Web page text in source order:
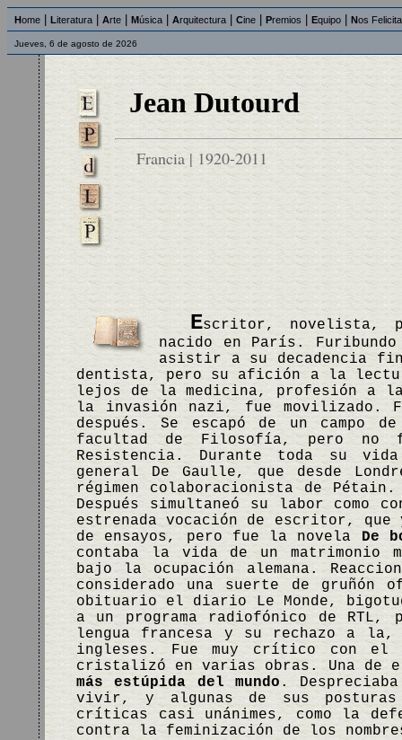
Home Literatura Arte Música Arquitectura Cine Premios Equipo Nos
Jueves, 6 de agosto de 2026
Jean Dutourd
Francia | 1920-2011
Escritor, novelista,
nacido en París.
asistir a su decadencia
dentista, pero su afición a la
lejos de la medicina, profesión a
la invasión nazi, fue movilizado.
después. Se escapó de un campo
facultad de Filosofía, pero no
Resistencia. Durante toda su
general De Gaulle, que desde
régimen colaboracionista de
Después simultaneó su labor
estrenada vocación de escritor, que
de ensayos, pero fue la novela De
contaba la vida de un matrimonio
bajo la ocupación alemana.
considerado una suerte de
obituario el diario Le Monde,
a un programa radiofónico de RTL,
lengua francesa y su rechazo a
ingleses. Fue muy crítico con el
cristalizó en varias obras. Una de
más estúpida del mundo.
vivir, y algunas de sus posturas
críticas casi unánimes, como la
contra la feminización de los